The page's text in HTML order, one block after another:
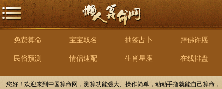
免费算命 宝宝取名 抽签占卜 拜佛许愿
民俗预测 情侣速配 生肖星座 在线排盘
您好！欢迎来到中国算命网，测算功能强大、操作简单，动动手指就能自己算命，